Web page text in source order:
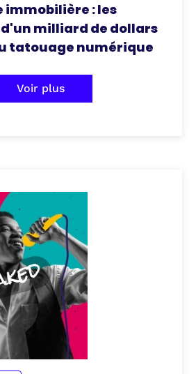
: les
milliard de dollars
tatouage numérique
Voir plus